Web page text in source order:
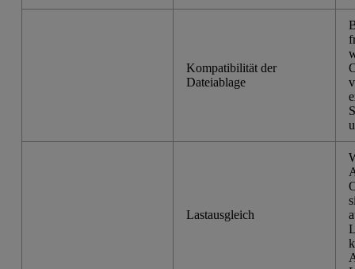
Kompatibilität der
Dateiablage
Lastausgleich